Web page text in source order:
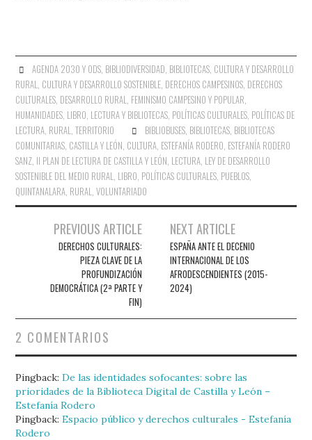
AGENDA 2030 Y ODS, BIBLIODIVERSIDAD BIBLIOTECAS, CULTURA Y DESARROLLO
RURAL CULTURA Y DESARROLLO SOSTENIBLE DERECHOS CAMPESINOS DERECHOS
CULTURALES DESARROLLO RURAL FEMINISMO CAMPESINO Y POPULAR
HUMANIDADES LIBRO, LECTURA Y BIBLIOTECAS POLÍTICAS CULTURALES POLÍTICAS DE
LECTURA RURAL ,TERRITORIO BIBLIOBUSES, BIBLIOTECAS, BIBLIOTECAS
COMUNITARIAS CASTILLA Y LEÓN CULTURA ESTEFANÍA RODERO ESTEFANÍA RODERO
SANZ II PLAN DE LECTURA DE CASTILLA Y LEÓN LECTURA LEY DE DESARROLLO
SOSTENIBLE DEL MEDIO RURAL LIBRO POLÍTICAS CULTURALES PUEBLOS
QUINTANALARA RURAL ,VOLUNTARIADO
Navegación
PREVIOUS ARTICLE
DERECHOS CULTURALES:
PIEZA CLAVE DE LA
PROFUNDIZACIÓN
DEMOCRÁTICA (2ª PARTE Y
FIN)
NEXT ARTICLE
ESPAÑA ANTE EL DECENIO
INTERNACIONAL DE LOS
AFRODESCENDIENTES (2015-
2024)
2 COMENTARIOS
Pingback:De las identidades sofocantes: sobre las
prioridades de la Biblioteca Digital de Castilla y León –
Estefanía Rodero
Pingback:Espacio público y derechos culturales - Estefanía
Rodero